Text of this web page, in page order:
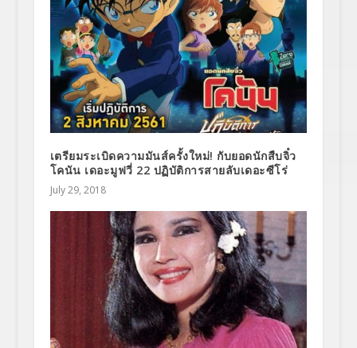
เตรียมระเบิดความมันส์ครั้งใหม่! กับยอดนักสืบจิ๋ว
โคนัน เดอะมูฟวี่ 22 ปฏิบัติการสายลับเดอะซีโร่
July 29, 2018